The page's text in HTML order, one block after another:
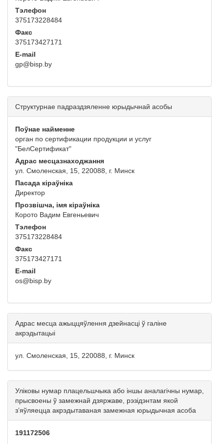
Тэлефон
375173228484
Факс
375173427171
E-mail
gp@bisp.by
Структурнае падраздзяленне юрыдычнай асобы
Поўнае найменне
орган по сертификации продукции и услуг
"БелСертификат"
Адрас месцазнаходжання
ул. Смоленская, 15, 220088, г. Минск
Пасада кіраўніка
Директор
Прозвішча, імя кіраўніка
Корото Вадим Евгеньевич
Тэлефон
375173228484
Факс
375173427171
E-mail
os@bisp.by
Адрас месца ажыццяўлення дзейнасці ў галіне
акрэдытацыі
ул. Смоленская, 15, 220088, г. Минск
Уліковы нумар плацельшчыка або іншы аналагічны нумар,
прысвоены ў замежнай дзяржаве, рэзідэнтам якой
з’яўляецца акрэдытаваная замежная юрыдычная асоба
191172506